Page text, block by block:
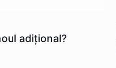
adițional?